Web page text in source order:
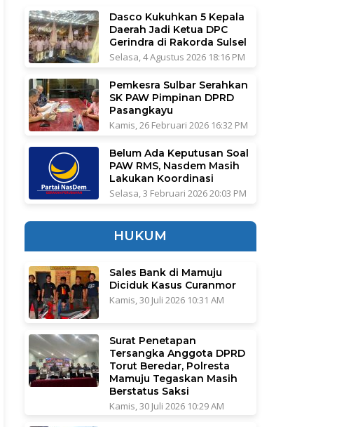
Dasco Kukuhkan 5 Kepala
Daerah Jadi Ketua DPC
Gerindra di Rakorda Sulsel
Selasa, 4 Agustus 2026 18:16 PM
Pemkesra Sulbar Serahkan
SK PAW Pimpinan DPRD
Pasangkayu
Kamis, 26 Februari 2026 16:32 PM
Belum Ada Keputusan Soal
PAW RMS, Nasdem Masih
Lakukan Koordinasi
Selasa, 3 Februari 2026 20:03 PM
HUKUM
Sales Bank di Mamuju
Diciduk Kasus Curanmor
Kamis, 30 Juli 2026 10:31 AM
Surat Penetapan
Tersangka Anggota DPRD
Torut Beredar, Polresta
Mamuju Tegaskan Masih
Berstatus Saksi
Kamis, 30 Juli 2026 10:29 AM